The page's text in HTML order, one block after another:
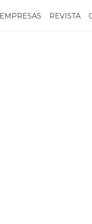
EMPRESAS REVISTA